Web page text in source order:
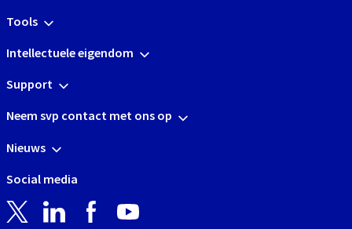
Tools
Intellectuele eigendom
Support
Neem svp contact met ons op
Nieuws
Social media